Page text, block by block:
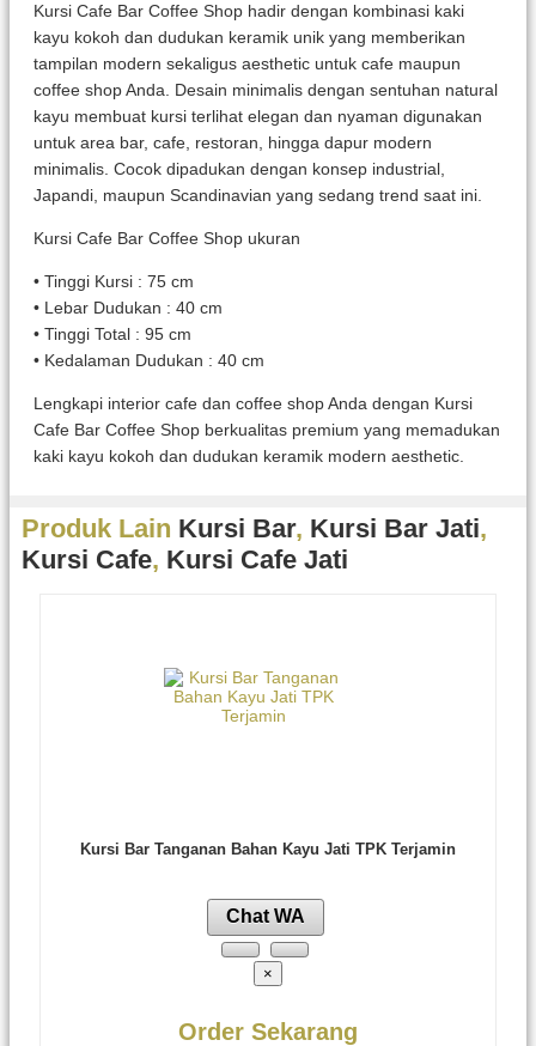
Kursi Cafe Bar Coffee Shop hadir dengan kombinasi kaki
kayu kokoh dan dudukan keramik unik yang memberikan
tampilan modern sekaligus aesthetic untuk cafe maupun
coffee shop Anda. Desain minimalis dengan sentuhan natural
kayu membuat kursi terlihat elegan dan nyaman digunakan
untuk area bar, cafe, restoran, hingga dapur modern
minimalis. Cocok dipadukan dengan konsep industrial,
Japandi, maupun Scandinavian yang sedang trend saat ini.
Kursi Cafe Bar Coffee Shop ukuran
• Tinggi Kursi : 75 cm
• Lebar Dudukan : 40 cm
• Tinggi Total : 95 cm
• Kedalaman Dudukan : 40 cm
Lengkapi interior cafe dan coffee shop Anda dengan Kursi
Cafe Bar Coffee Shop berkualitas premium yang memadukan
kaki kayu kokoh dan dudukan keramik modern aesthetic.
Produk Lain Kursi Bar, Kursi Bar Jati,
Kursi Cafe, Kursi Cafe Jati
Kursi Bar Tanganan Bahan Kayu Jati TPK Terjamin
Chat WA
×
Order Sekarang